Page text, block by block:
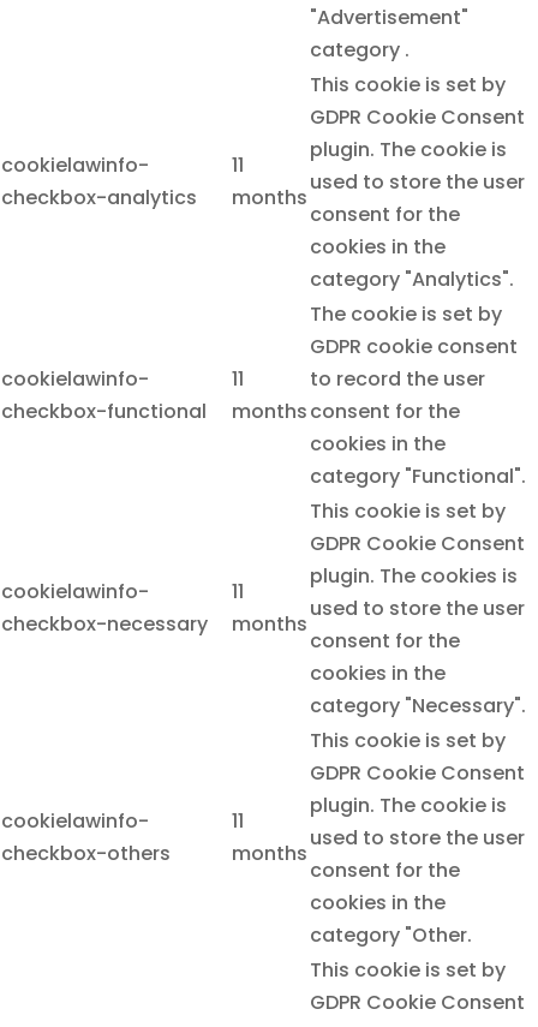
"Advertisement"
category .
cookielawinfo-
checkbox-analytics
11
months
This cookie is set by
GDPR Cookie Consent
plugin. The cookie is
used to store the user
consent for the
cookies in the
category "Analytics".
cookielawinfo-
checkbox-functional
11
months
The cookie is set by
GDPR cookie consent
to record the user
consent for the
cookies in the
category "Functional".
cookielawinfo-
checkbox-necessary
11
months
This cookie is set by
GDPR Cookie Consent
plugin. The cookies is
used to store the user
consent for the
cookies in the
category "Necessary".
cookielawinfo-
checkbox-others
11
months
This cookie is set by
GDPR Cookie Consent
plugin. The cookie is
used to store the user
consent for the
cookies in the
category "Other.
This cookie is set by
GDPR Cookie Consent